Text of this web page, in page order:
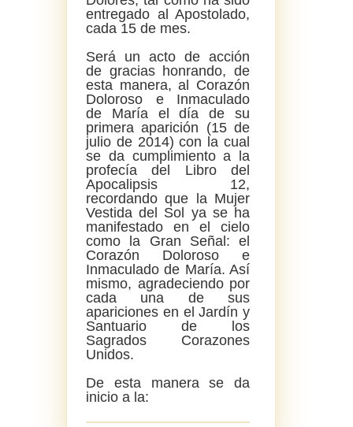
entregado al Apostolado,
cada 15 de mes.
Será un acto de acción
de gracias honrando, de
esta manera, al Corazón
Doloroso e Inmaculado
de María el día de su
primera aparición (15 de
julio de 2014) con la cual
se da cumplimiento a la
profecía del Libro del
Apocalipsis 12,
recordando que la Mujer
Vestida del Sol ya se ha
manifestado en el cielo
como la Gran Señal: el
Corazón Doloroso e
Inmaculado de María. Así
mismo, agradeciendo por
cada una de sus
apariciones en el Jardín y
Santuario de los
Sagrados Corazones
Unidos.
De esta manera se da
inicio a la: